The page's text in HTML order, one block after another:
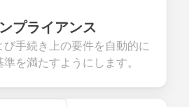
プライアンス
手続き上の要件を自動的に
を満たすようにします。